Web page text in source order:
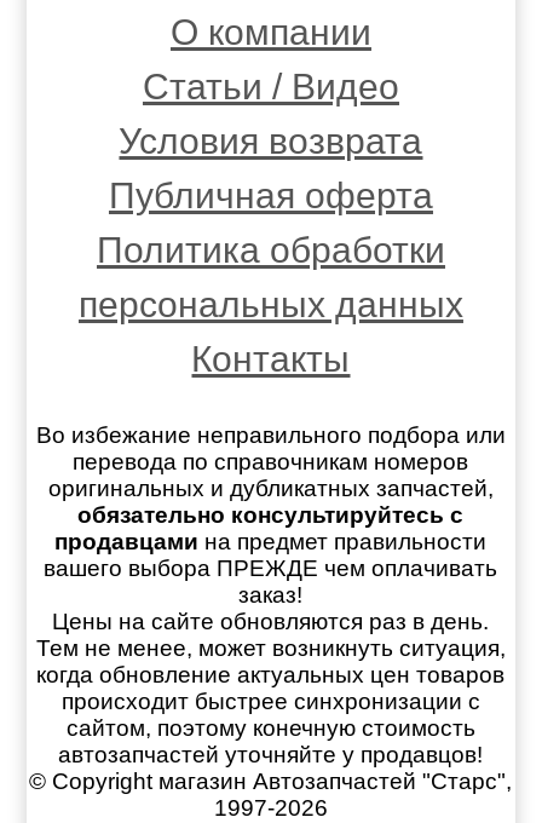
О компании
Статьи / Видео
Условия возврата
Публичная оферта
Политика обработки
персональных данных
Контакты
Во избежание неправильного подбора или
перевода по справочникам номеров
оригинальных и дубликатных запчастей,
обязательно консультируйтесь с
продавцами на предмет правильности
вашего выбора ПРЕЖДЕ чем оплачивать
заказ!
Цены на сайте обновляются раз в день.
Тем не менее, может возникнуть ситуация,
когда обновление актуальных цен товаров
происходит быстрее синхронизации с
сайтом, поэтому конечную стоимость
автозапчастей уточняйте у продавцов!
© Copyright магазин Автозапчастей "Старс",
1997-2026